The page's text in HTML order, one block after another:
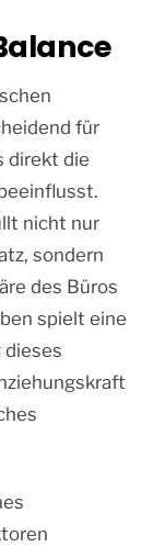
für
direkt die
nicht nur
sondern
des Büros
spielt eine
dieses